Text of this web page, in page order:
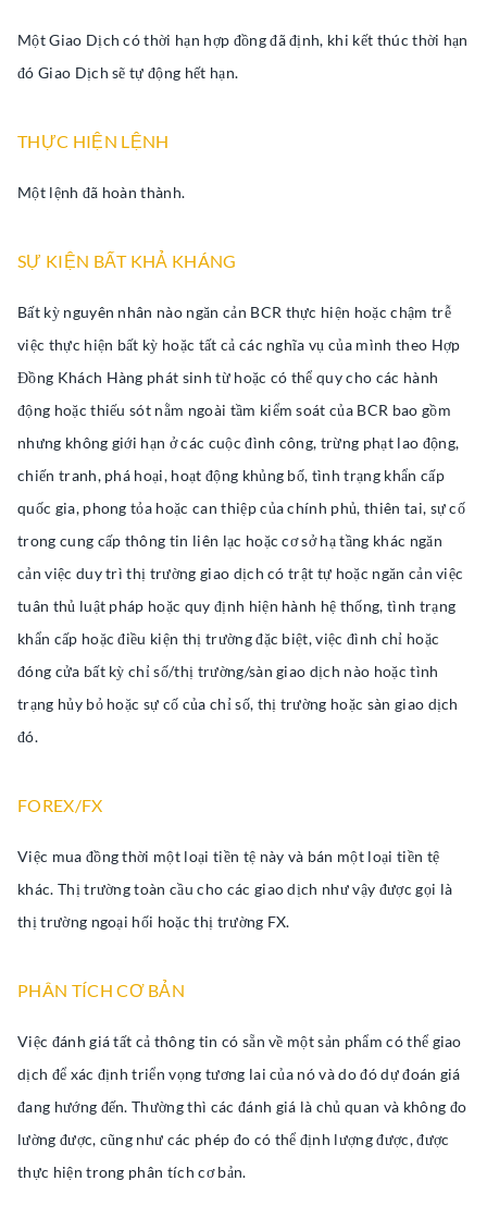
Một Giao Dịch có thời hạn hợp đồng đã định, khi kết thúc thời hạn
đó Giao Dịch sẽ tự động hết hạn.
THỰC HIỆN LỆNH
Một lệnh đã hoàn thành.
SỰ KIỆN BẤT KHẢ KHÁNG
Bất kỳ nguyên nhân nào ngăn cản BCR thực hiện hoặc chậm trễ
việc thực hiện bất kỳ hoặc tất cả các nghĩa vụ của mình theo Hợp
Đồng Khách Hàng phát sinh từ hoặc có thể quy cho các hành
động hoặc thiếu sót nằm ngoài tầm kiểm soát của BCR bao gồm
nhưng không giới hạn ở các cuộc đình công, trừng phạt lao động,
chiến tranh, phá hoại, hoạt động khủng bố, tình trạng khẩn cấp
quốc gia, phong tỏa hoặc can thiệp của chính phủ, thiên tai, sự cố
trong cung cấp thông tin liên lạc hoặc cơ sở hạ tầng khác ngăn
cản việc duy trì thị trường giao dịch có trật tự hoặc ngăn cản việc
tuân thủ luật pháp hoặc quy định hiện hành hệ thống, tình trạng
khẩn cấp hoặc điều kiện thị trường đặc biệt, việc đình chỉ hoặc
đóng cửa bất kỳ chỉ số/thị trường/sàn giao dịch nào hoặc tình
trạng hủy bỏ hoặc sự cố của chỉ số, thị trường hoặc sàn giao dịch
đó.
FOREX/FX
Việc mua đồng thời một loại tiền tệ này và bán một loại tiền tệ
khác. Thị trường toàn cầu cho các giao dịch như vậy được gọi là
thị trường ngoại hối hoặc thị trường FX.
PHÂN TÍCH CƠ BẢN
Việc đánh giá tất cả thông tin có sẵn về một sản phẩm có thể giao
dịch để xác định triển vọng tương lai của nó và do đó dự đoán giá
đang hướng đến. Thường thì các đánh giá là chủ quan và không đo
lường được, cũng như các phép đo có thể định lượng được, được
thực hiện trong phân tích cơ bản.